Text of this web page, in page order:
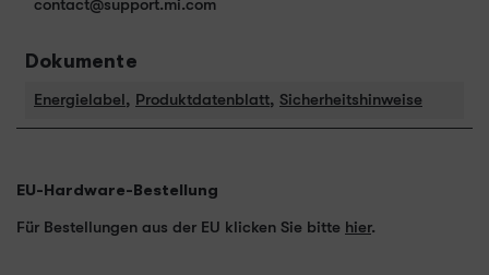
contact@support.mi.com
Dokumente
Energielabel, Produktdatenblatt, Sicherheitshinweise
EU-Hardware-Bestellung
Für Bestellungen aus der EU klicken Sie bitte hier.